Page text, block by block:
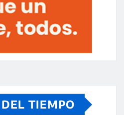
TIEMPO